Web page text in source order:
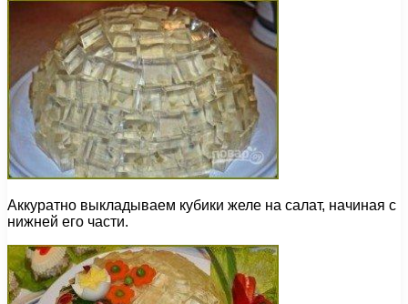
Аккуратно выкладываем кубики желе на салат, начиная с
нижней его части.